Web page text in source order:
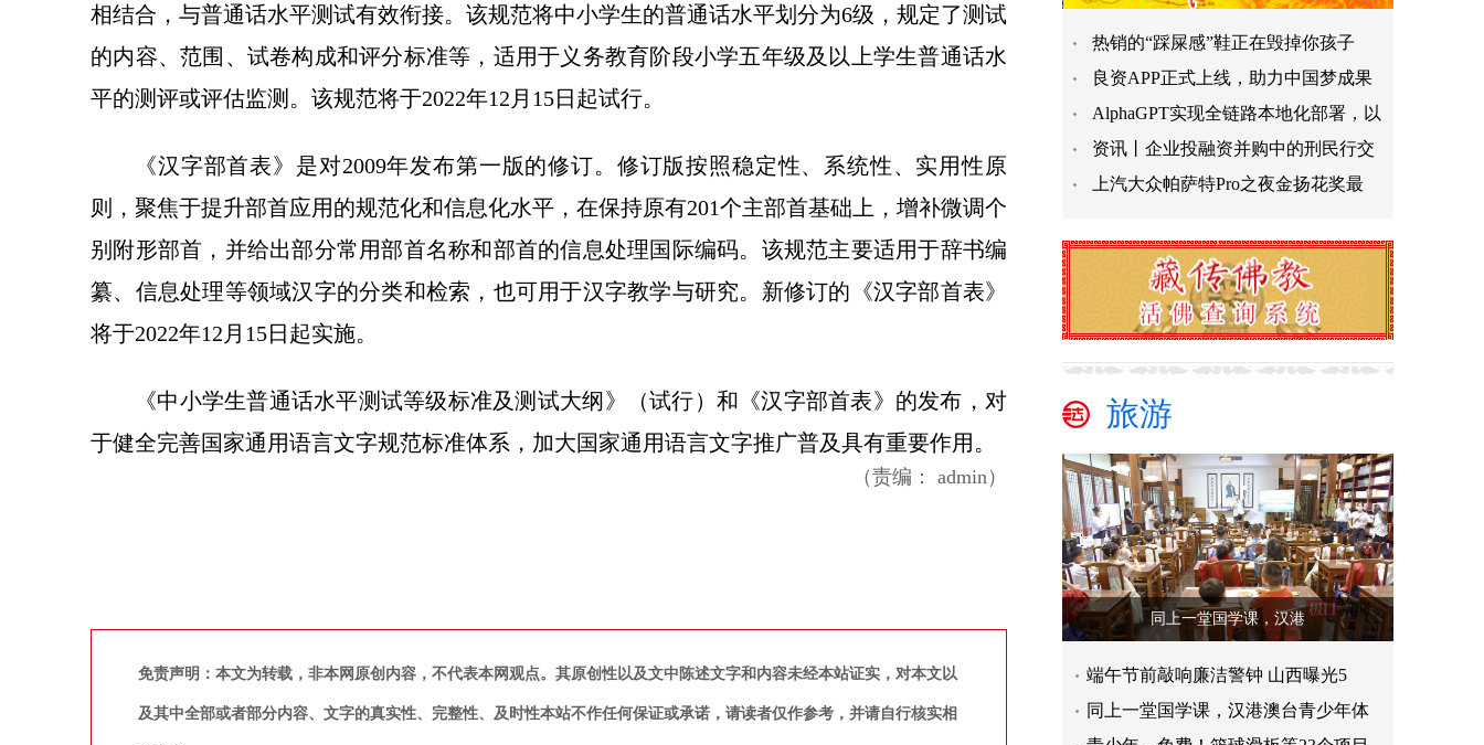
相结合，与普通话水平测试有效衔接。该规范将中小学生的普通话水平划分为6级，规定了测试
的内容、范围、试卷构成和评分标准等，适用于义务教育阶段小学五年级及以上学生普通话水
平的测评或评估监测。该规范将于2022年12月15日起试行。
《汉字部首表》是对2009年发布第一版的修订。修订版按照稳定性、系统性、实用性原
则，聚焦于提升部首应用的规范化和信息化水平，在保持原有201个主部首基础上，增补微调个
别附形部首，并给出部分常用部首名称和部首的信息处理国际编码。该规范主要适用于辞书编
纂、信息处理等领域汉字的分类和检索，也可用于汉字教学与研究。新修订的《汉字部首表》
将于2022年12月15日起实施。
《中小学生普通话水平测试等级标准及测试大纲》（试行）和《汉字部首表》的发布，对
于健全完善国家通用语言文字规范标准体系，加大国家通用语言文字推广普及具有重要作用。
（责编： admin）
免责声明：本文为转载，非本网原创内容，不代表本网观点。其原创性以及文中陈述文字和内容未经本站证实，对本文以
及其中全部或者部分内容、文字的真实性、完整性、及时性本站不作任何保证或承诺，请读者仅作参考，并请自行核实相
热销的“踩屎感”鞋正在毁掉你孩子
良资APP正式上线，助力中国梦成果
AlphaGPT实现全链路本地化部署，以
资讯丨企业投融资并购中的刑民行交
上汽大众帕萨特Pro之夜金扬花奖最
旅游
同上一堂国学课，汉港
端午节前敲响廉洁警钟 山西曝光5
同上一堂国学课，汉港澳台青少年体